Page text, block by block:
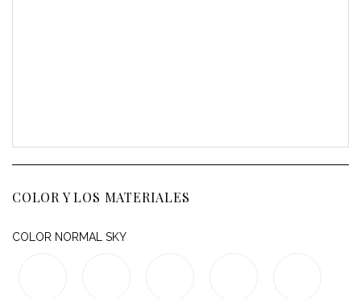
COLOR Y LOS MATERIALES
COLOR NORMAL SKY